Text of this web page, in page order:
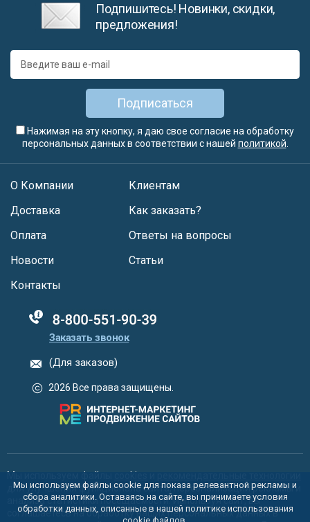
Подпишитесь! Новинки, скидки,
предложения!
Подписаться
Нажимая на эту кнопку, я даю свое согласие на обработку
персональных данных в соответствии с нашей политикой
О Компании
Доставка
Оплата
Новости
Клиентам
Как заказать?
Ответы на вопросы
Статьи
Контакты
88005555550
Заказать звонок
(Для заказов)
2026 Все права защищены.
Мы используем файлы cookies
для улучшения функционала сайта, персонализации рекламы и
анализа статистики посещаемости. Используя сайт, вы
соглашаетесь на обработку ваших персональных данных в
Мы используем файлы cookie для показа релевантной рекламы и
сбора аналитики. Оставаясь на сайте, вы принимаете условия
обработки данных, описанные в нашей политике использования